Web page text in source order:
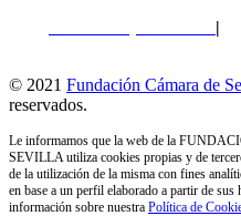
|
© 2021 Fundación Cámara de
reservados.
Le informamos que la web de la
SEVILLA utiliza cookies propias y de
de la utilización de la misma con fines
en base a un perfil elaborado a partir de sus
información sobre nuestra Política de